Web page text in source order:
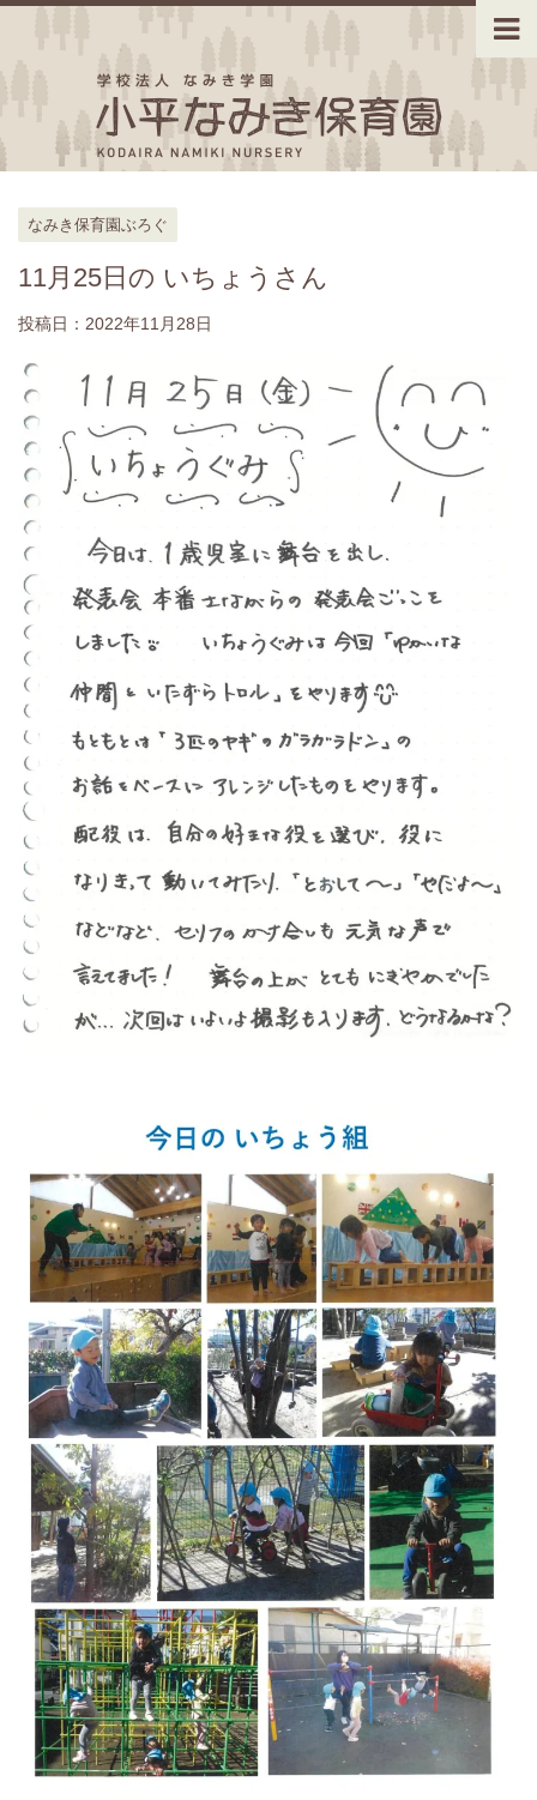
なみき保育園ぶろぐ
11月25日の いちょうさん
投稿日： 2022年11月28日